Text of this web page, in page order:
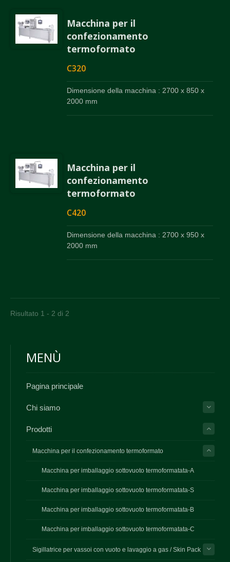
Macchina per il
confezionamento
termoformato
C320
Dimensione della macchina : 2700 x 850 x
2000 mm
Macchina per il
confezionamento
termoformato
C420
Dimensione della macchina : 2700 x 950 x
2000 mm
Risultato 1 - 2 di 2
MENÙ
Pagina principale
Chi siamo
Prodotti
Macchina per il confezionamento termoformato
Macchina per imballaggio sottovuoto termoformatata-A
Macchina per imballaggio sottovuoto termoformatata-S
Macchina per imballaggio sottovuoto termoformatata-B
Macchina per imballaggio sottovuoto termoformatata-C
Sigillatrice per vassoi con vuoto e lavaggio a gas / Skin Pack